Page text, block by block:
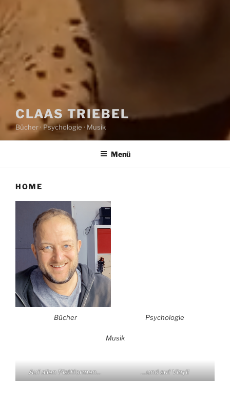
CLAAS TRIEBEL
Bücher · Psychologie · Musik
Menü
HOME
Bücher Psychologie
Musik
Auf allen Plattformen… …und auf Vinyl!